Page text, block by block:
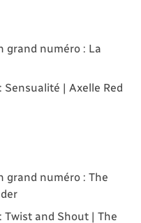
grand numéro : La
| Axelle Red
grand numéro : The
and Shout | The